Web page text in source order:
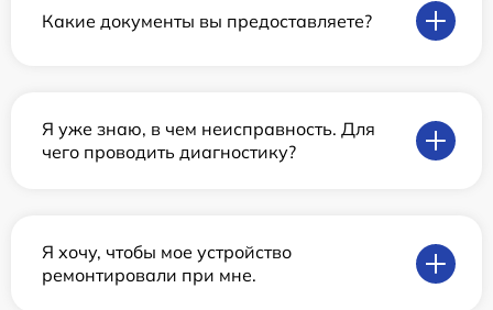
Какие документы вы предоставляете?
Я уже знаю, в чем неисправность. Для
чего проводить диагностику?
Я хочу, чтобы мое устройство
ремонтировали при мне.